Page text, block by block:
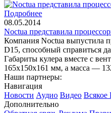
Подробнее
08.05.2014
Noctua представила
Компания Noctua выпустила
D15, способный справиться
Габариты кулера вместе с
165х150х161 мм, а масса —
Наши партнеры:
Навигация
Новости Аудио Видео Всякое
Дополнительно